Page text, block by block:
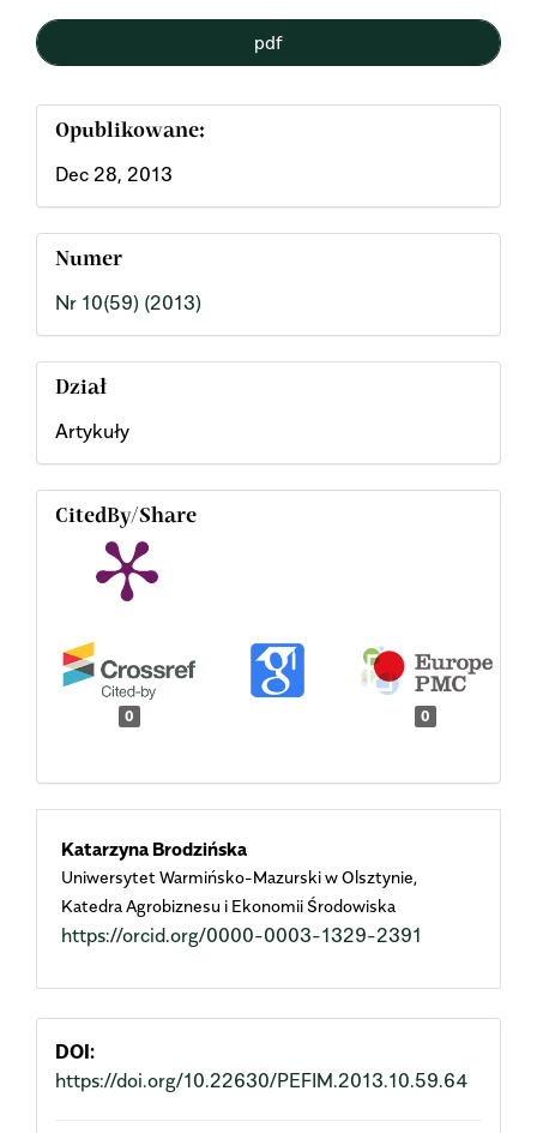
pdf
Opublikowane:
Dec 28, 2013
Numer
Nr 10(59) (2013)
Dział
Artykuły
CitedBy/Share
0 0
Main
Article
Content
Katarzyna Brodzińska
Uniwersytet Warmińsko-Mazurski w Olsztynie,
Katedra Agrobiznesu i Ekonomii Środowiska
https://orcid.org/0000-0003-1329-2391
DOI:
https://doi.org/10.22630/PEFIM.2013.10.59.64